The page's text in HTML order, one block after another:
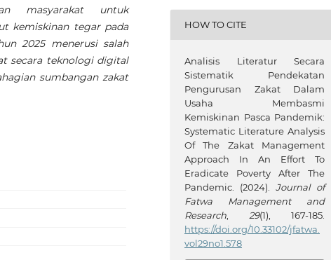
masyarakat untuk
kemiskinan tegar pada
2025 menerusi salah
secara teknologi digital
sumbangan zakat
HOW TO CITE
Analisis Literatur Secara
Sistematik Pendekatan
Pengurusan Zakat Dalam
Usaha Membasmi
Kemiskinan Pasca Pandemik:
Systematic Literature Analysis
Of The Zakat Management
Approach In An Effort To
Eradicate Poverty After The
Pandemic. (2024). Journal of
Fatwa Management and
Research
29(1), 167-185.
https://doi.org/10.33102/jfatwa.
vol29no1.578